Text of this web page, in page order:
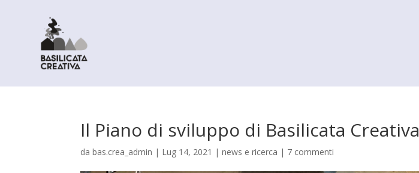
Il Piano di sviluppo di Basilicata Creativa
dabas.crea_admin | Lug 14, 2021 |news e ricerca | 7 commenti